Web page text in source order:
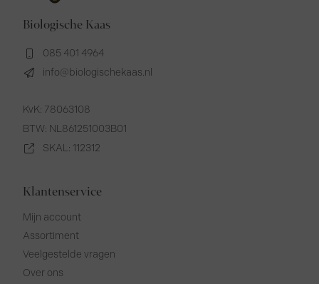
Biologische Kaas
085 401 4964
info@biologischekaas.nl
KvK: 78063108
BTW: NL861251003B01
SKAL: 112312
Klantenservice
Mijn account
Assortiment
Veelgestelde vragen
Over ons